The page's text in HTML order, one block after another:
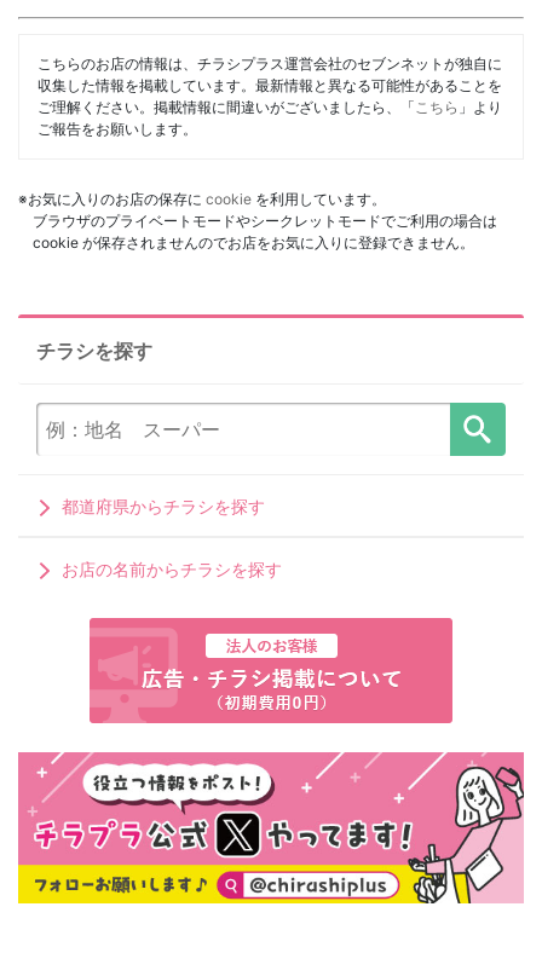
こちらのお店の情報は、チラシプラス運営会社のセブンネットが独自に
収集した情報を掲載しています。最新情報と異なる可能性があることを
ご理解ください。掲載情報に間違いがございましたら、「 こちら 」より
ご報告をお願いします。
※お気に入りのお店の保存に cookie を利用しています。
ブラウザのプライベートモードやシークレットモードでご利用の場合は
cookie が保存されませんのでお店をお気に入りに登録できません。
チラシを探す
都道府県からチラシを探す
お店の名前からチラシを探す